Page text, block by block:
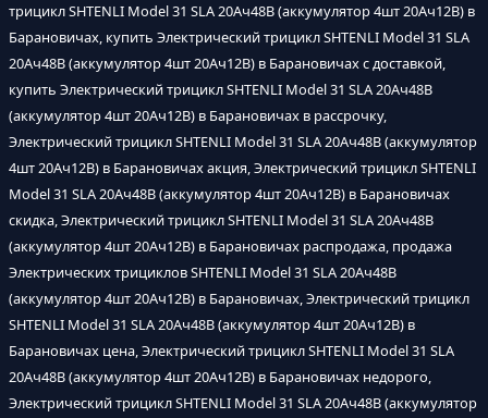
трицикл SHTENLI Model 31 SLA 20Ач48В (аккумулятор 4шт 20Ач12В) в
Барановичах, купить Электрический трицикл SHTENLI Model 31 SLA
20Ач48В (аккумулятор 4шт 20Ач12В) в Барановичах с доставкой,
купить Электрический трицикл SHTENLI Model 31 SLA 20Ач48В
(аккумулятор 4шт 20Ач12В) в Барановичах в рассрочку,
Электрический трицикл SHTENLI Model 31 SLA 20Ач48В (аккумулятор
4шт 20Ач12В) в Барановичах акция, Электрический трицикл SHTENLI
Model 31 SLA 20Ач48В (аккумулятор 4шт 20Ач12В) в Барановичах
скидка, Электрический трицикл SHTENLI Model 31 SLA 20Ач48В
(аккумулятор 4шт 20Ач12В) в Барановичах распродажа, продажа
Электрических трициклов SHTENLI Model 31 SLA 20Ач48В
(аккумулятор 4шт 20Ач12В) в Барановичах, Электрический трицикл
SHTENLI Model 31 SLA 20Ач48В (аккумулятор 4шт 20Ач12В) в
Барановичах цена, Электрический трицикл SHTENLI Model 31 SLA
20Ач48В (аккумулятор 4шт 20Ач12В) в Барановичах недорого,
Электрический трицикл SHTENLI Model 31 SLA 20Ач48В (аккумулятор